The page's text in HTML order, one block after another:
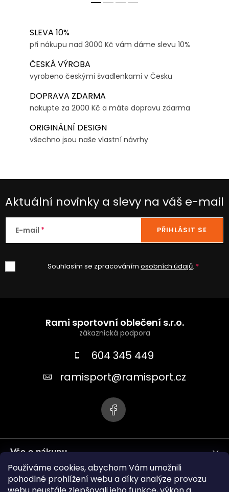
Používáme cookies, abychom Vám umožnili
pohodlné prohlížení webu a díky analýze provozu
SLEVA 10%
při nákupu nad 3000 Kč vám dáme slevu 10%
ČESKÁ VÝROBA
vyrobeno českými švadlenkami v Česku
DOPRAVA ZDARMA
nakupte za 2000 Kč a máte dopravu zdarma
ORIGINÁLNÍ DESIGN
všechno jsou naše vlastní návrhy
Aktuální novinky a slevy na váš e-mail
E-mail
Souhlasím se zpracováním osobních údajů.
PŘIHLÁSIT SE
Rami sportovní oblečení s.r.o.
604 345 449
ramisport@ramisport.cz
Vše o nákupu
Informace pro vás